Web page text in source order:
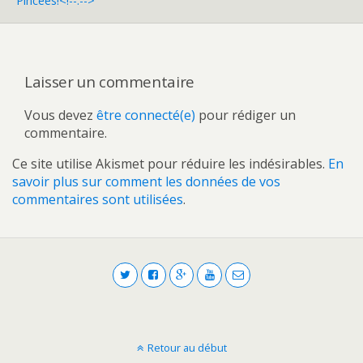
Laisser un commentaire
Vous devez être connecté(e) pour rédiger un
commentaire.
Ce site utilise Akismet pour réduire les indésirables. En
savoir plus sur comment les données de vos
commentaires sont utilisées.
Retour au début